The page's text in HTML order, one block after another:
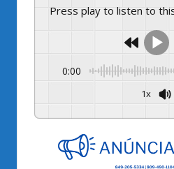
Press play to listen to
0:00
1x